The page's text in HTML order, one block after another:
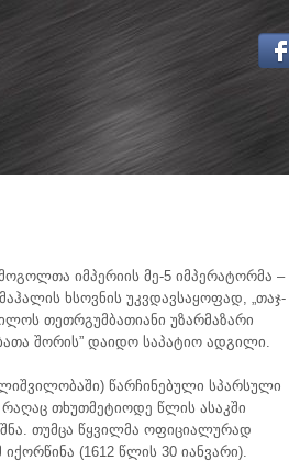
იმპერიის მე-5 იმპერატორმა –
ხსოვნის უკვდავსაყოფად, „თაჯ-
თეთრგუმბათიანი უზარმაზარი
შორის” დაიდო საპატიო ადგილი.
წარჩინებული სპარსული
თხუთმეტიოდე წლის ასაკში
თუმცა წყვილმა ოფიციალურად
(1612 წლის 30 იანვარი).